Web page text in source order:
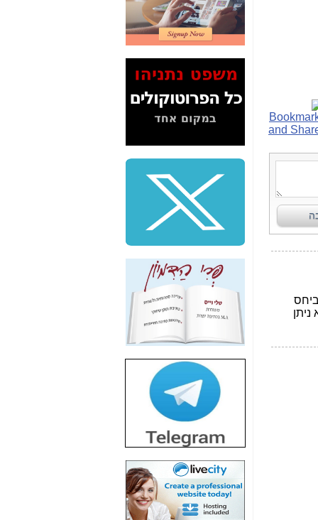
2" על תעלולי השר
משה כחלון -כאן
המשך חשיפת הבלוף
ששמו "מהפיכת
הסלולר" ואיך מסרסים
כאן
סיכום ביקור בסיליקון
משקיעות ומפתחות
באותם תחומים -כאן
שלמה פילבר (עד
לאחרונה מנכ"ל משרד
התקשורת) - עד
מדינה? הצחקתם
"יש אפליה בחקירה"?
חשיפה: למה השר
משה כחלון לא נחקר
עד היום? -
כאן
חשיפת חשד לשחיתות
הדומה לזו של "תיק
הסלולר -כאן
חשיפת מה שלא
רוצים שתדעו בעניין
פריסת אנלימיטד
(בניחוח בלתי נסבל) -
כאן
חשיפה: איוב קרא
אישר לקבוצת סלקום
בדיוק מה שביבי אישר
כאן